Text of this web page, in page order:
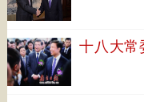
十八大常